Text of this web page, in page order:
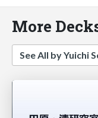
More
See All by Yuichi